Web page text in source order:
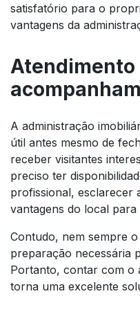
satisfatório para o
vantagens da
Atendimento
A administração
útil antes mesmo de
receber visitantes
preciso ter
profissional, esclarecer
vantagens do local
Contudo, nem sempre
preparação necessária
Portanto, contar com o
torna uma excelente